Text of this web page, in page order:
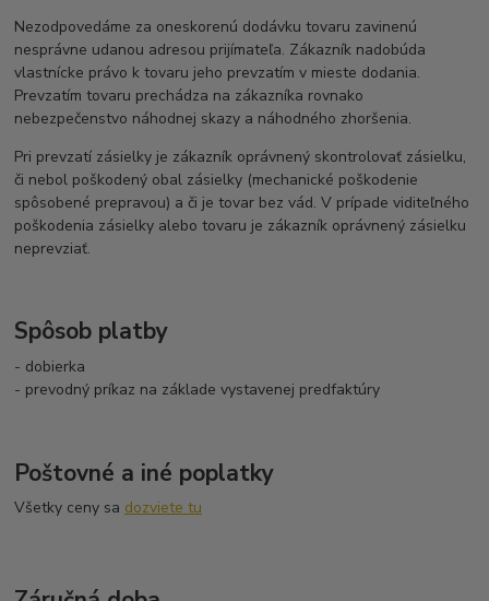
Nezodpovedáme za oneskorenú dodávku tovaru zavinenú
nesprávne udanou adresou prijímateľa. Zákazník nadobúda
vlastnícke právo k tovaru jeho prevzatím v mieste dodania.
Prevzatím tovaru prechádza na zákazníka rovnako
nebezpečenstvo náhodnej skazy a náhodného zhoršenia.
Pri prevzatí zásielky je zákazník oprávnený skontrolovať zásielku,
či nebol poškodený obal zásielky (mechanické poškodenie
spôsobené prepravou) a či je tovar bez vád. V prípade viditeľného
poškodenia zásielky alebo tovaru je zákazník oprávnený zásielku
neprevziať.
Spôsob platby
- dobierka
- prevodný príkaz na základe vystavenej predfaktúry
Poštovné a iné poplatky
Všetky ceny sa dozviete tu